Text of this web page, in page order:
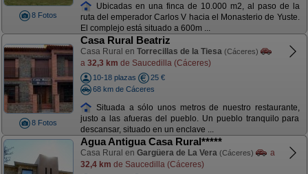
8 Fotos
Ubicadas en una finca de 10.000 m2, al paso de la
ruta del emperador Carlos V hacia el Monasterio de Yuste.
El complejo está situado a 600m ...
8 Fotos
Casa Rural Beatriz
Casa Rural en Torrecillas de la Tiesa (Cáceres)
a 32,3 km de Saucedilla (Cáceres)
10-18 plazas
25 €
68 km de Cáceres
Situada a sólo unos metros de nuestro restaurante,
justo a las afueras del pueblo. Un pueblo tranquilo para
descansar, situado en un enclave ...
Agua Antigua Casa Rural*****
Casa Rural en Gargüera de La Vera (Cáceres)
a
32,4 km de Saucedilla (Cáceres)